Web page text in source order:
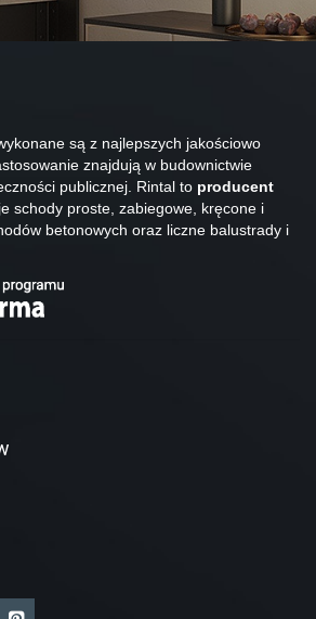
są z najlepszych jakościowo
znajdują w budownictwie
publicznej. Rintal to producent
schody proste, zabiegowe, kręcone i
betonowych oraz liczne balustrady i